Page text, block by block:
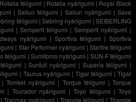
Rotalla téligumi | Rotalla nyárigumi | Royal Black
|Sailun téligumi | Sailun nyárigumi |Sava
téligumi |Sebring nyárigumi |SEIBERLING
|Semperit téligumi | Semperit nyárigumi |
nyárigumi | Sportiva téligumi |Sportiva
| Star Performer nyárigumi | Starfire téligumi
téligumi | Sumitomo nyárigumi | SUN-F téligumi
| Sunfull nyárigumi | Superia téligumi |
| Taurus nyárigumi | Tigar téligumi |Tigar
| Tomket nyárigumi | Torque téligumi |Torque
| Tourador nyárigumi |Toyo téligumi |Toyo
|Tracmax nyárigumi | Triangle téligumi |Triangle